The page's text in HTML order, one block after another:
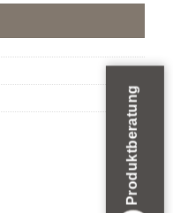
Produktberatung